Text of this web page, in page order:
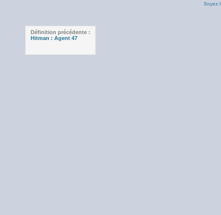
Soyez
Définition précédente :
Hitman : Agent 47